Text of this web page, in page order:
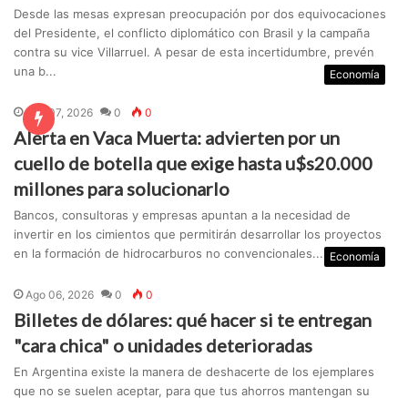
Desde las mesas expresan preocupación por dos equivocaciones
del Presidente, el conflicto diplomático con Brasil y la campaña
contra su vice Villarruel. A pesar de esta incertidumbre, prevén
una b...
Economía
Ago 07, 2026 0 0
Alerta en Vaca Muerta: advierten por un
cuello de botella que exige hasta u$s20.000
millones para solucionarlo
Bancos, consultoras y empresas apuntan a la necesidad de
invertir en los cimientos que permitirán desarrollar los proyectos
en la formación de hidrocarburos no convencionales.... Economía
Ago 06, 2026 0 0
Billetes de dólares: qué hacer si te entregan
"cara chica" o unidades deterioradas
En Argentina existe la manera de deshacerte de los ejemplares
que no se suelen aceptar, para que tus ahorros mantengan su